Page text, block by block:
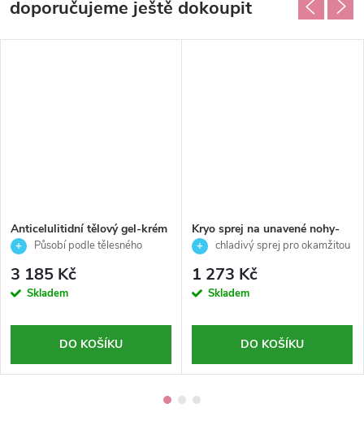
doporučujeme ještě dokoupit
Anticelulitidní tělový gel-krém
s 24hodinovým účinkem -
Capucinni - 500ml
Působí podle tělesného
denně
3 185 Kč
Skladem
DO KOŠÍKU
Kryo sprej na unavené nohy-
Perfect Forms-Germaine de
chladivý sprej pro okamžitou
1 273 Kč
Skladem
DO KOŠÍKU